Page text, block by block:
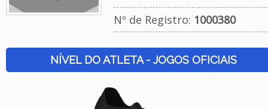
Nº de Registro: 1000380
NÍVEL DO ATLETA - JOGOS OFICIAIS